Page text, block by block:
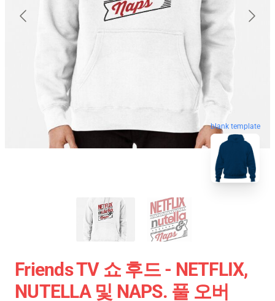
blank template
Friends TV 쇼 후드 - NETFLIX,
NUTELLA 및 NAPS. 풀 오버